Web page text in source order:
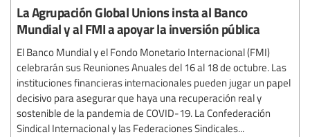
La Agrupación Global Unions insta al Banco
Mundial y al FMI a apoyar la inversión pública
El Banco Mundial y el Fondo Monetario Internacional (FMI)
celebrarán sus Reuniones Anuales del 16 al 18 de octubre. Las
instituciones financieras internacionales pueden jugar un papel
decisivo para asegurar que haya una recuperación real y
sostenible de la pandemia de COVID-19. La Confederación
Sindical Internacional y las Federaciones Sindicales...